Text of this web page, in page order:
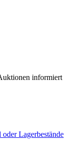
informiert